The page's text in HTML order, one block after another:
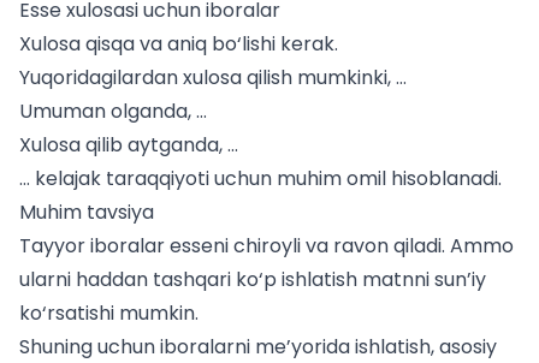
Esse xulosasi uchun iboralar
Xulosa qisqa va aniq bo‘lishi kerak.
Yuqoridagilardan xulosa qilish mumkinki, …
Umuman olganda, …
Xulosa qilib aytganda, …
… kelajak taraqqiyoti uchun muhim omil hisoblanadi.
Muhim tavsiya
Tayyor iboralar esseni chiroyli va ravon qiladi. Ammo
ularni haddan tashqari ko‘p ishlatish matnni sun’iy
ko‘rsatishi mumkin.
Shuning uchun iboralarni me’yorida ishlatish, asosiy